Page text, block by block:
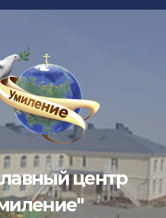
центр